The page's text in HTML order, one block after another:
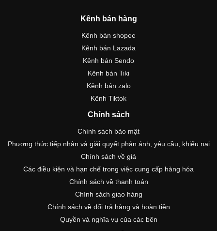
Kênh bán hàng
Kênh bán shopee
Kênh bán Lazada
Kênh bán Sendo
Kênh bán Tiki
Kênh bán zalo
Kênh Tiktok
Chính sách
Chính sách bảo mật
Phương thức tiếp nhận và giải quyết phản ánh, yêu cầu, khiếu nại
Chính sách về giá
Các điều kiện và hạn chế trong việc cung cấp hàng hóa
Chính sách về thanh toán
Chính sách giao hàng
Chính sách về đổi trả hàng và hoàn tiền
Quyền và nghĩa vụ của các bên